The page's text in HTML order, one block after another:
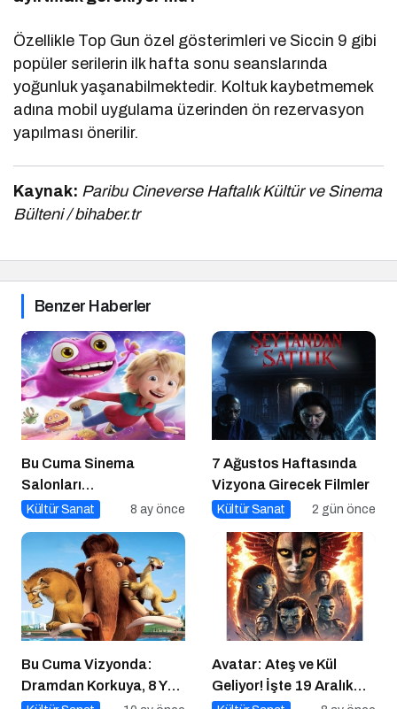
Özellikle Top Gun özel gösterimleri ve Siccin 9 gibi
popüler serilerin ilk hafta sonu seanslarında
yoğunluk yaşanabilmektedir. Koltuk kaybetmemek
adına mobil uygulama üzerinden ön rezervasyon
yapılması önerilir.
Kaynak: Paribu Cineverse Haftalık Kültür ve Sinema
Bülteni / bihaber.tr
Benzer Haberler
Bu Cuma Sinema
Salonları
Hareketleniyor: 26 Aralık
Açıklandı
Kültür Sanat 8 ay önce
7 Ağustos Haftasında
Vizyona Girecek Filmler
Kültür Sanat 2 gün önce
Bu Cuma Vizyonda:
Dramdan Korkuya, 8 Yeni
Avatar: Ateş ve Kül
Geliyor! İşte 19 Aralık